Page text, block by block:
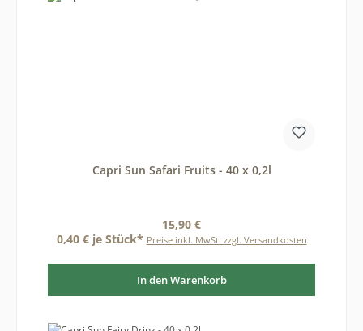
Capri Sun Safari Fruits - 40 x 0,2l
Regulärer Preis:
15,90 €
0,40 € je Stück* Preise inkl. MwSt. zzgl. Versandkosten
In den Warenkorb